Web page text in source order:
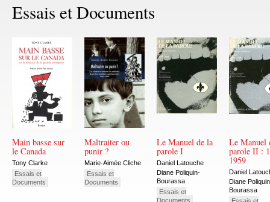
Essais et Documents
Main basse sur
le Canada
Tony Clarke
Essais et
Documents
Maltraiter ou
punir ?
Marie-Aimée Cliche
Essais et
Documents
Le Manuel de la
parole I
Daniel Latouche
Diane Poliquin-
Bourassa
Essais et
Documents
Le Manuel
parole II :
1959
Daniel
Diane
Bourassa